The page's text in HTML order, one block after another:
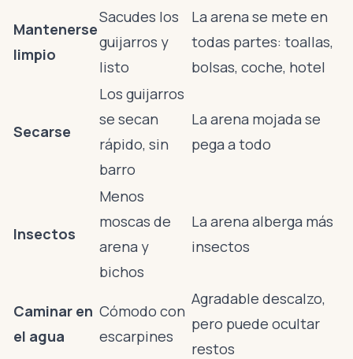
Mantenerse
limpio
Sacudes los
guijarros y
listo
La arena se mete en
todas partes: toallas,
bolsas, coche, hotel
Secarse
Los guijarros
se secan
rápido, sin
barro
La arena mojada se
pega a todo
Insectos
Menos
moscas de
arena y
bichos
La arena alberga más
insectos
Caminar en
el agua
Cómodo con
escarpines
Agradable descalzo,
pero puede ocultar
restos